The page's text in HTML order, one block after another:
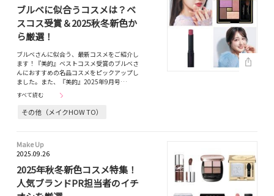
ブルベに似合うコスメは？ベ
スコス受賞＆2025秋冬新色か
ら厳選！
ブルベさんに似合う、最新コスメをご紹介し
ます！『美的』ベストコスメ受賞のブルベさ
んにおすすめの名品コスメをピックアップし
ました。また、『美的』2025年9月号…
すべて読む
その他（メイクHOW TO）
Make Up
2025.09.26
2025年秋冬新色コスメ特集！
人気ブランドPR担当者のイチ